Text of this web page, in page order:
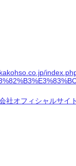
社オフィシャルサイト